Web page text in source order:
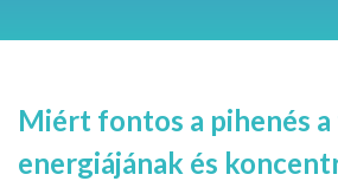
Miért fontos a pihenés
energiájának és